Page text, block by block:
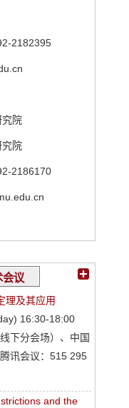
2182395
究院
究院
2186170
会议
理及其应用
16:30-18:00
下分会场）、中国
讯会议：515 295
and the